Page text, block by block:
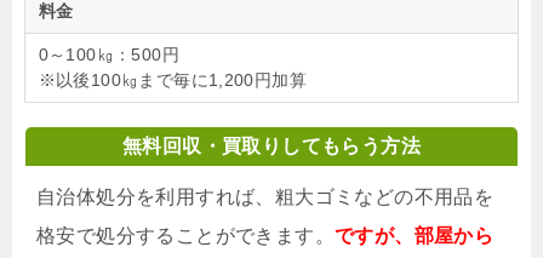
料金
0～100㎏：500円
※以後100㎏まで毎に1,200円加算
無料回収・買取りしてもらう方法
自治体処分を利用すれば、粗大ゴミなどの不用品を
格安で処分することができます。 ですが、部屋から